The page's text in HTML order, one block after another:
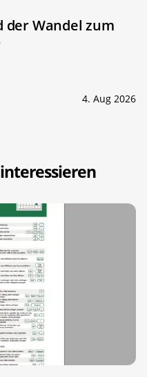
der Wandel zum
4. Aug 2026